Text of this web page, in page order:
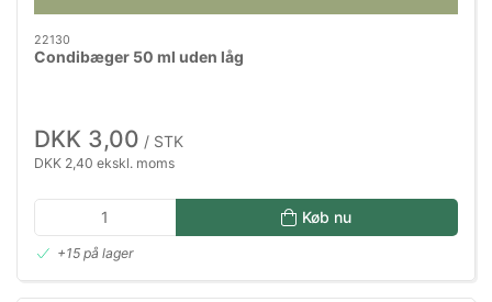
22130
Condibæger 50 ml uden låg
DKK 3,00 / STK
DKK 2,40 ekskl. moms
Køb nu
+15 på lager